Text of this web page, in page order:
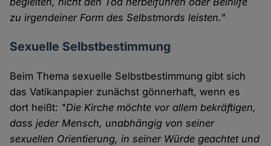
zu irgendeiner Form des Selbstmords leisten."
Sexuelle Selbstbestimmung
Beim Thema sexuelle Selbstbestimmung gibt sich
das Vatikanpapier zunächst gönnerhaft, wenn es
dort heißt: "Die Kirche möchte vor allem bekräftigen,
dass jeder Mensch, unabhängig von seiner
sexuellen Orientierung, in seiner Würde geachtet und